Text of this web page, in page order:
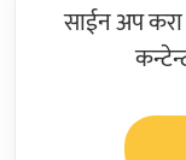
साईन अप